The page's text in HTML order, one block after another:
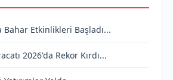
Etkinlikleri Başladı...
2026'da Rekor Kırdı...